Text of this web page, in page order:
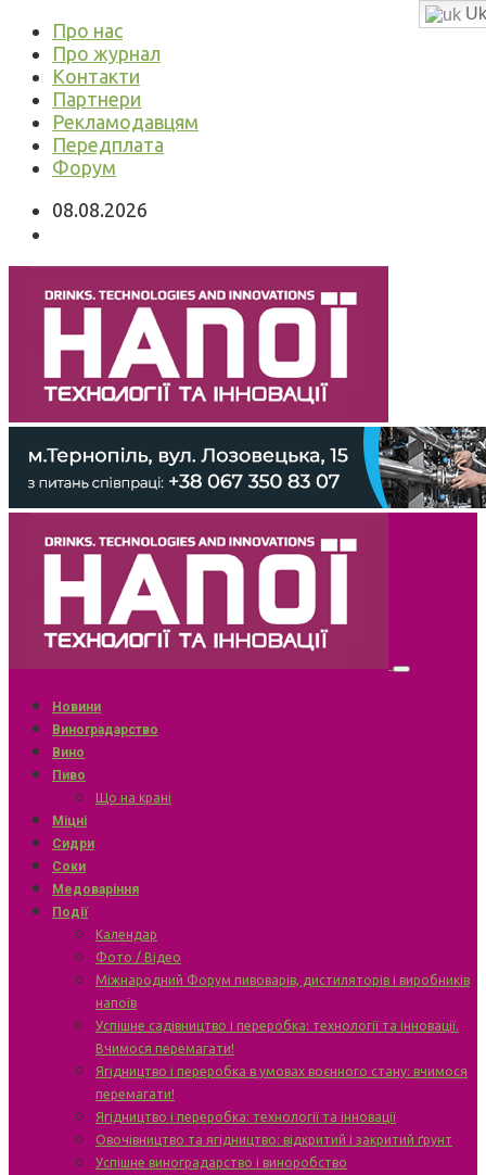
Про нас
Про журнал
Контакти
Партнери
Рекламодавцям
Передплата
Форум
08.08.2026
Новини
Виноградарство
Вино
Пиво
Що на крані
Міцні
Сидри
Соки
Медоваріння
Події
Календар
Фото / Відео
Міжнародний Форум пивоварів, дистиляторів і виробників
напоїв
Успішне садівництво і переробка: технології та інновації.
Вчимося перемагати!
Ягідництво і переробка в умовах воєнного стану: вчимося
перемагати!
Ягідництво і переробка: технології та інновації
Овочівництво та ягідництво: відкритий і закритий ґрунт
Успішне виноградарство і виноробство